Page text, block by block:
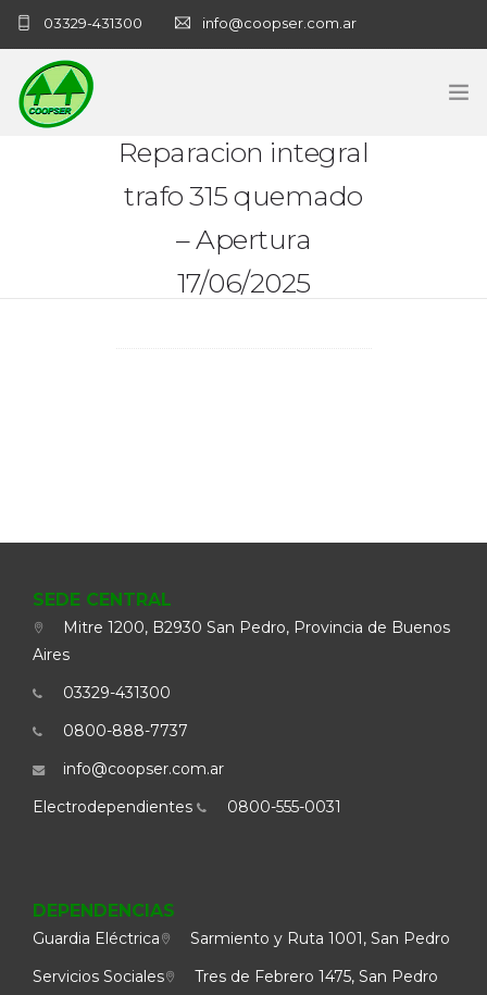
03329-431300 info@coopser.com.ar
COOPERATIVA
Reparacion integral
trafo 315 quemado
– Apertura
17/06/2025
SEDE CENTRAL
Mitre 1200, B2930 San Pedro, Provincia de Buenos
Aires
03329-431300
0800-888-7737
info@coopser.com.ar
Electrodependientes
0800-555-0031
DEPENDENCIAS
Guardia Eléctrica
Sarmiento y Ruta 1001, San Pedro
Servicios Sociales
Tres de Febrero 1475, San Pedro